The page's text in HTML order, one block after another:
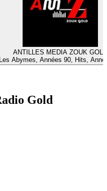
ANTILLES MEDIA ZOUK GOLD
Les Abymes, Années 90, Hits,
Gold